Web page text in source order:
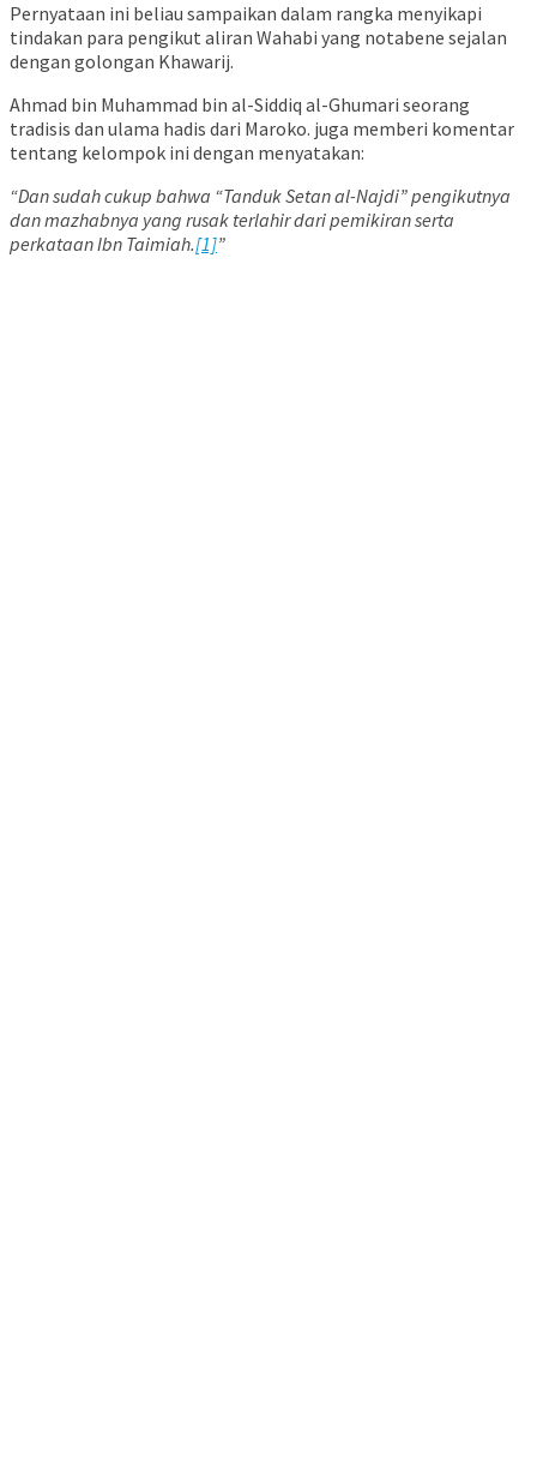
Pernyataan ini beliau sampaikan dalam rangka menyikapi
tindakan para pengikut aliran Wahabi yang notabene sejalan
dengan golongan Khawarij.
Ahmad bin Muhammad bin al-Siddiq al-Ghumari seorang
tradisis dan ulama hadis dari Maroko. juga memberi komentar
tentang kelompok ini dengan menyatakan:
“Dan sudah cukup bahwa “Tanduk Setan al-Najdi” pengikutnya
dan mazhabnya yang rusak terlahir dari pemikiran serta
perkataan Ibn Taimiah.[1]”